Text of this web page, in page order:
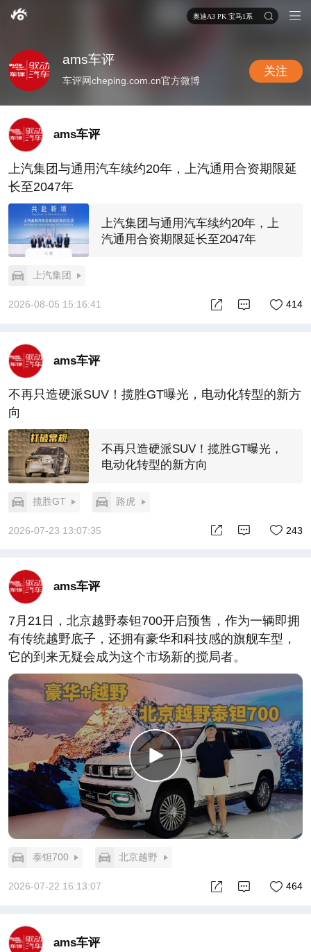
奥迪A3 PK 宝马1系
ams车评
车评网cheping.com.cn官方微博
关注
ams车评
上汽集团与通用汽车续约20年，上汽通用合资期限延
长至2047年
上汽集团与通用汽车续约20年，上
汽通用合资期限延长至2047年
上汽集团
2026-08-05 15:16:41 414
ams车评
不再只造硬派SUV！揽胜GT曝光，电动化转型的新方
向
不再只造硬派SUV！揽胜GT曝光，
电动化转型的新方向
揽胜GT 路虎
2026-07-23 13:07:35 243
ams车评
7月21日，北京越野泰钽700开启预售，作为一辆即拥
有传统越野底子，还拥有豪华和科技感的旗舰车型，
它的到来无疑会成为这个市场新的搅局者。
泰钽700 北京越野
2026-07-22 16:13:07 464
ams车评